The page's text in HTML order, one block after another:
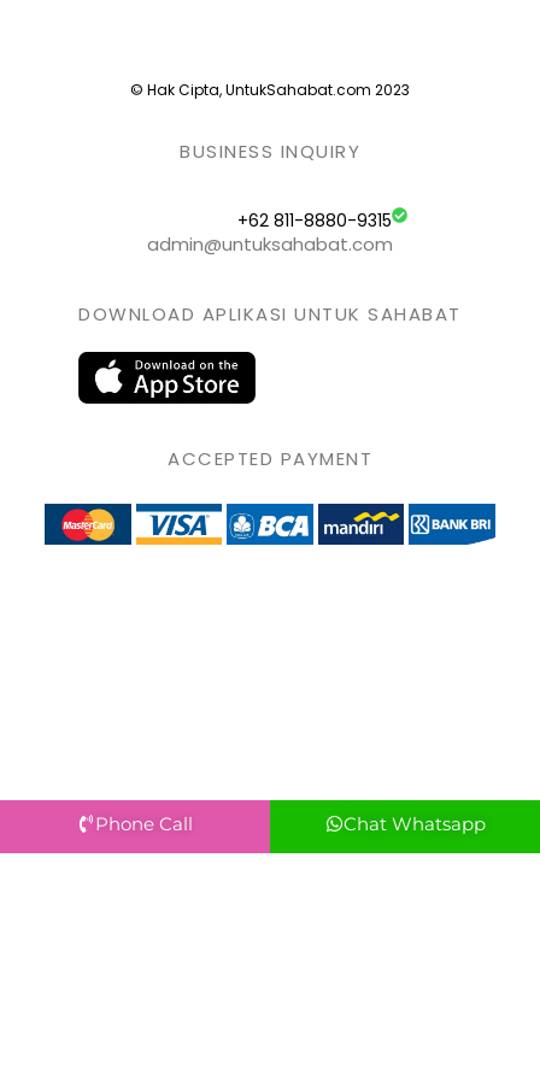
© Hak Cipta, UntukSahabat.com 2023
BUSINESS INQUIRY
+62 811-8880-9315
admin@untuksahabat.com
DOWNLOAD APLIKASI UNTUK SAHABAT
ACCEPTED PAYMENT
Phone Call Chat Whatsapp